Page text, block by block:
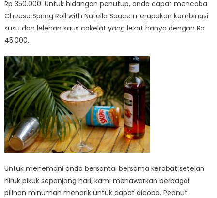
Rp 350.000. Untuk hidangan penutup, anda dapat mencoba
Cheese Spring Roll with Nutella Sauce merupakan kombinasi
susu dan lelehan saus cokelat yang lezat hanya dengan Rp
45.000.
Untuk menemani anda bersantai bersama kerabat setelah
hiruk pikuk sepanjang hari, kami menawarkan berbagai
pilihan minuman menarik untuk dapat dicoba. Peanut